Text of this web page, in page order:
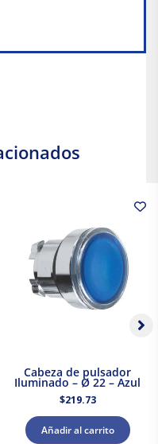
Cabeza de pulsador
Iluminado – Ø 22 – Azul
$219.73
Añadir al carrito